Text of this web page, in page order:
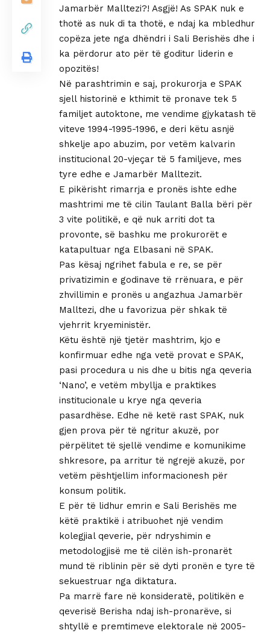
Jamarbër Malltezi?! Asgjë! As SPAK nuk e
thotë as nuk di ta thotë, e ndaj ka mbledhur
copëza jete nga dhëndri i Sali Berishës dhe i
ka përdorur ato për të goditur liderin e
opozitës!
Në parashtrimin e saj, prokurorja e SPAK
sjell historinë e kthimit të pronave tek 5
familjet autoktone, me vendime gjykatash të
viteve 1994-1995-1996, e deri këtu asnjë
shkelje apo abuzim, por vetëm kalvarin
institucional 20-vjeçar të 5 familjeve, mes
tyre edhe e Jamarbër Malltezit.
E pikërisht rimarrja e pronës ishte edhe
mashtrimi me të cilin Taulant Balla bëri për
3 vite politikë, e që nuk arriti dot ta
provonte, së bashku me prokurorët e
katapultuar nga Elbasani në SPAK.
Pas kësaj ngrihet fabula e re, se për
privatizimin e godinave të rrënuara, e për
zhvillimin e pronës u angazhua Jamarbër
Malltezi, dhe u favorizua për shkak të
vjehrrit kryeministër.
Këtu është një tjetër mashtrim, kjo e
konfirmuar edhe nga vetë provat e SPAK,
pasi procedura u nis dhe u bitis nga qeveria
‘Nano’, e vetëm mbyllja e praktikes
institucionale u krye nga qeveria
pasardhëse. Edhe në ketë rast SPAK, nuk
gjen prova për të ngritur akuzë, por
përpëlitet të sjellë vendime e komunikime
shkresore, pa arritur të ngrejë akuzë, por
vetëm pështjellim informacionesh për
konsum politik.
E për të lidhur emrin e Sali Berishës me
këtë praktikë i atribuohet një vendim
kolegjial qeverie, për ndryshimin e
metodologjisë me të cilën ish-pronarët
mund të riblinin për së dyti pronën e tyre të
sekuestruar nga diktatura.
Pa marrë fare në konsideratë, politikën e
qeverisë Berisha ndaj ish-pronarëve, si
shtyllë e premtimeve elektorale në 2005-